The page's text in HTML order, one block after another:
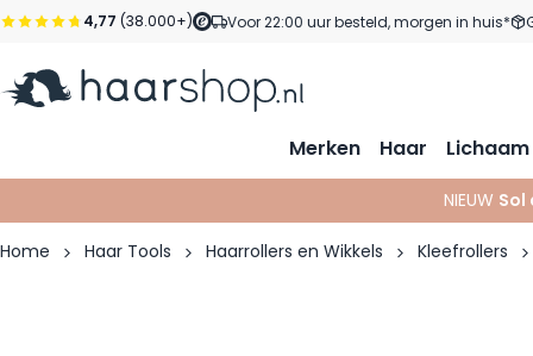
Ga naar de inhoud
4,77 (38.000+) Voor 22:00 uur besteld, morgen in huis*
Merken Haar Lichaam
NIEUW Sol
Home Haar Tools Haarrollers en Wikkels Kleefrollers